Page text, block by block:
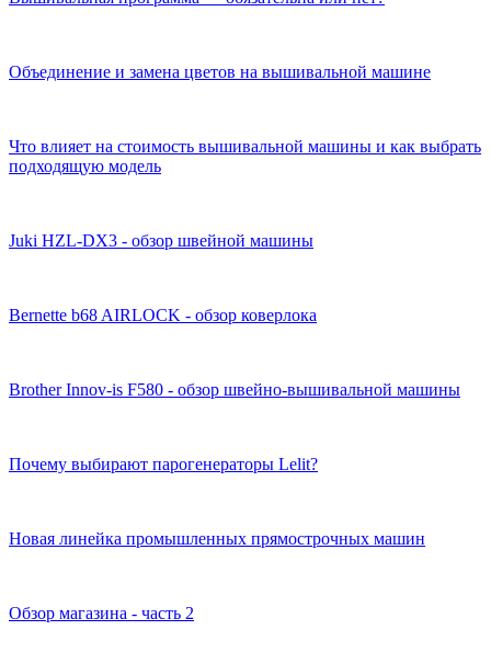
Объединение и замена цветов на вышивальной машине
Что влияет на стоимость вышивальной машины и как выбрать
подходящую модель
Juki HZL-DX3 - обзор швейной машины
Bernette b68 AIRLOCK - обзор коверлока
Brother Innov-is F580 - обзор швейно-вышивальной машины
Почему выбирают парогенераторы Lelit?
Новая линейка промышленных прямострочных машин
Обзор магазина - часть 2